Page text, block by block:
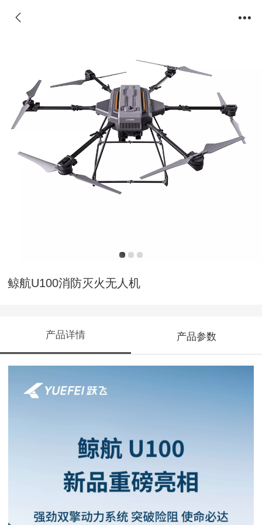
鲸航U100消防灭火无人机
产品详情 产品参数